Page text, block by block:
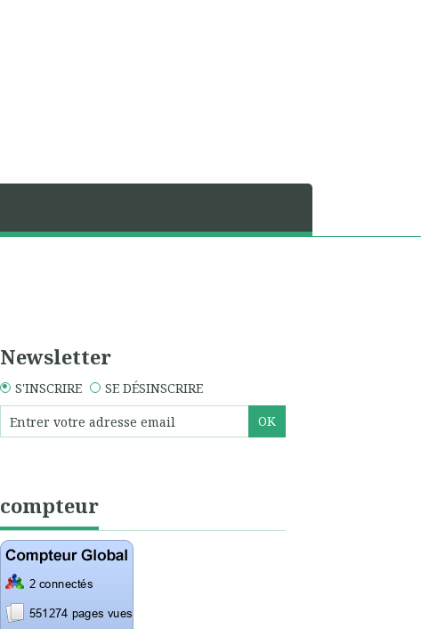
Newsletter
S'INSCRIRE SE DÉSINSCRIRE
compteur